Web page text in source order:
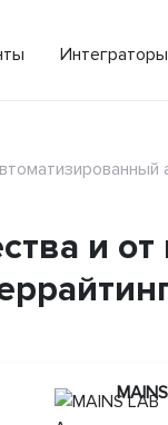
Интеграторы
и от